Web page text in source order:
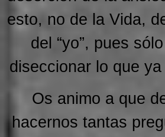
esto, no de la Vida,
del “yo”, pues
diseccionar lo que
Os animo a que
hacernos tantas